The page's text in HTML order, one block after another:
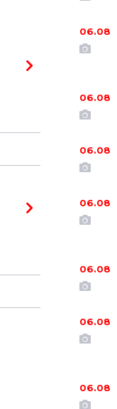
06.08
06.08
06.08
06.08
06.08
06.08
06.08